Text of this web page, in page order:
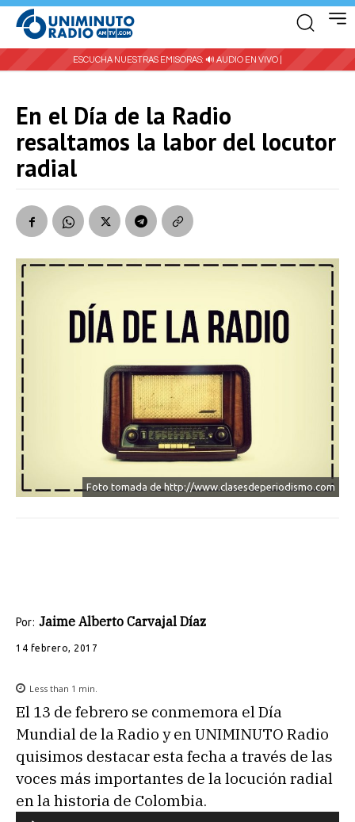
ESCUCHA NUESTRAS EMISORAS: 🔊 AUDIO EN VIVO |
En el Día de la Radio
resaltamos la labor del locutor
radial
Foto tomada de http://www.clasesdeperiodismo.com
Por: Jaime Alberto Carvajal Díaz
14 febrero, 2017
Less than 1 min.
El 13 de febrero se conmemora el Día
Mundial de la Radio y en UNIMINUTO Radio
quisimos destacar esta fecha a través de las
voces más importantes de la locución radial
en la historia de Colombia.